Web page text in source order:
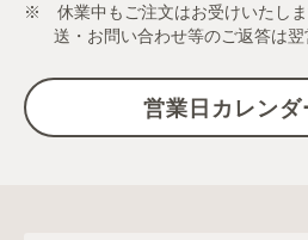
※ 休業中もご注文はお受けいたしま
送・お問い合わせ等のご返答は翌
営業日カレンダ